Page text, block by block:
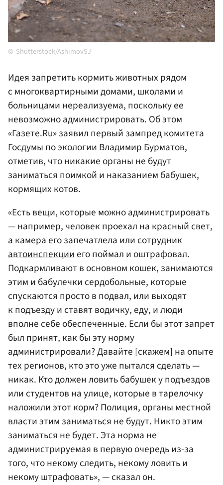
Shutterstock/AshimovSJ
Идея запретить кормить животных рядом
с многоквартирными домами, школами и
больницами нереализуема, поскольку ее
невозможно администрировать. Об этом
«Газете.Ru» заявил первый зампред комитета
Госдумыпо экологии ВладимирБурматов,
отметив, что никакие органы не будут
заниматься поимкой и наказанием бабушек,
кормящих котов.
«Есть вещи, которые можно администрировать
— например, человек проехал на красный свет,
а камера его запечатлела или сотрудник
автоинспекцииего поймал и оштрафовал.
Подкармливают в основном кошек, занимаются
этим и бабулечки сердобольные, которые
спускаются просто в подвал, или выходят
к подъезду и ставят водичку, еду, и люди
вполне себе обеспеченные. Если бы этот запрет
был принят, как бы эту норму
администрировали? Давайте [скажем] на опыте
тех регионов, кто это уже пытался сделать —
никак. Кто должен ловить бабушек у подъездов
или студентов на улице, которые в тарелочку
наложили этот корм? Полиция, органы местной
власти этим заниматься не будут. Никто этим
заниматься не будет. Эта норма не
администрируемая в первую очередь из-за
того, что некому следить, некому ловить и
некому штрафовать», — сказал он.